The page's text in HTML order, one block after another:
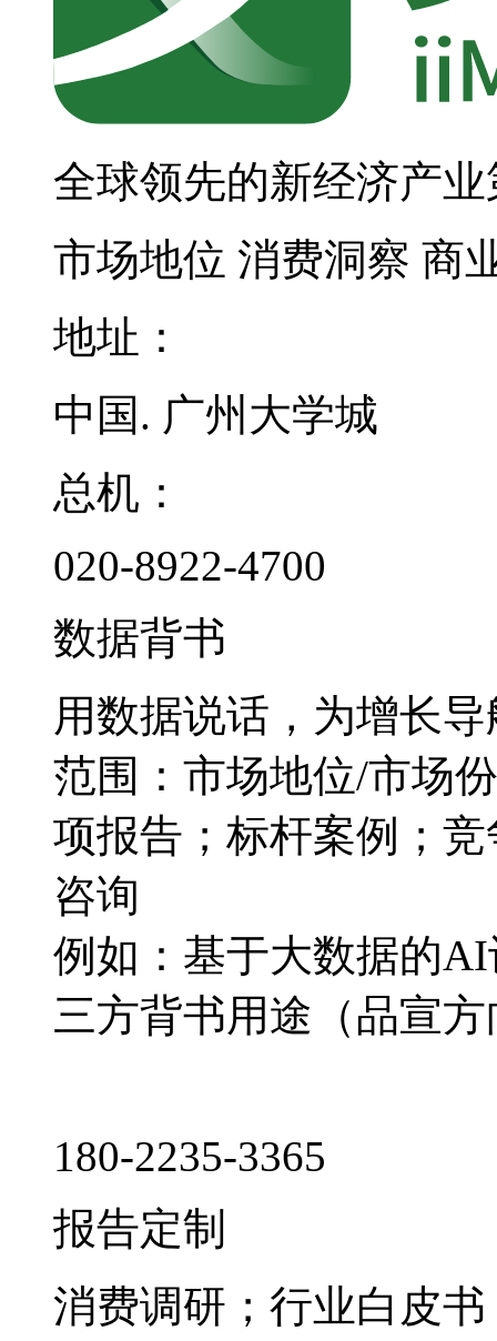
全球领先的新经济产
市场地位 消费洞察 商
地址：
中国. 广州大学城
总机：
020-8922-4700
数据背书
用数据说话，为增长导
范围：市场地位/市场
项报告；标杆案例；
咨询
例如：基于大数据的
三方背书用途（品宣
180-2235-3365
报告定制
消费调研；行业白皮